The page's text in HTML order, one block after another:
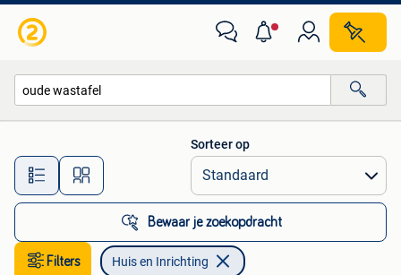
Alle afstanden…
Sorteer op
Bewaar je zoekopdracht
Filters Huis en Inrichting